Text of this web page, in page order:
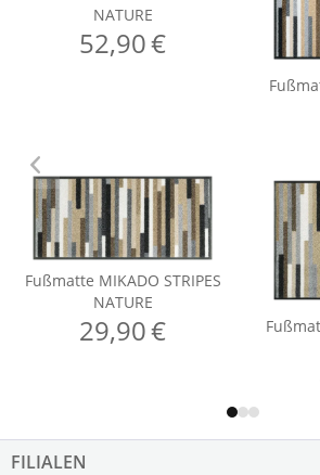
FILIALEN